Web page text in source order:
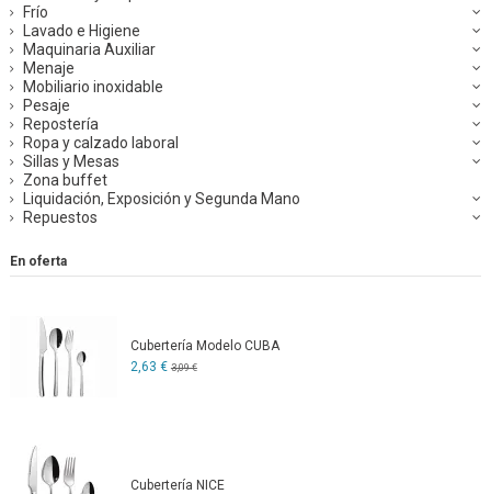
Frío
Lavado e Higiene
Maquinaria Auxiliar
Menaje
Mobiliario inoxidable
Pesaje
Repostería
Ropa y calzado laboral
Sillas y Mesas
Zona buffet
Liquidación, Exposición y Segunda Mano
Repuestos
En oferta
Cubertería Modelo CUBA
2,63 € 3,09 €
Cubertería NICE